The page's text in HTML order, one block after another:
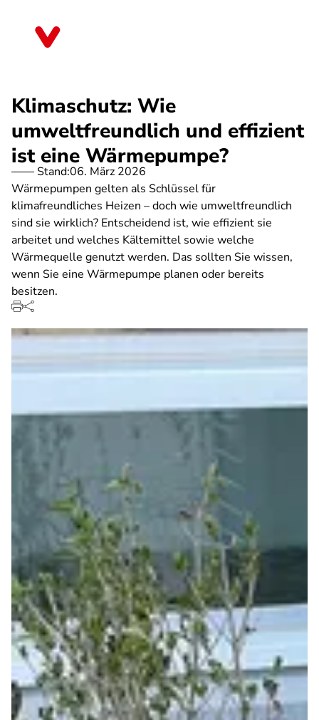
Klimaschutz: Wie
umweltfreundlich und effizient
ist eine Wärmepumpe?
Stand:06. März 2026
Wärmepumpen gelten als Schlüssel für
klimafreundliches Heizen – doch wie umweltfreundlich
sind sie wirklich? Entscheidend ist, wie effizient sie
arbeitet und welches Kältemittel sowie welche
Wärmequelle genutzt werden. Das sollten Sie wissen,
wenn Sie eine Wärmepumpe planen oder bereits
besitzen.